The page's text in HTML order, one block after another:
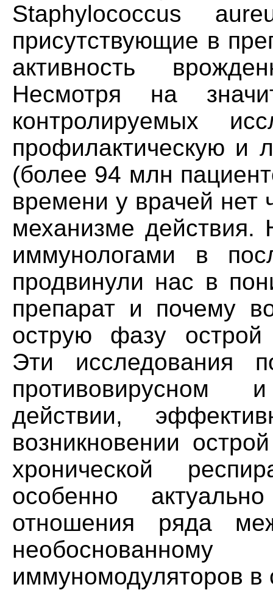
Staphylococcus
присутствующие в
активность
Несмотря на
контролируемых
профилактическую и
(более 94 млн
времени у врачей нет
механизме
иммунологами в
продвинули нас в
препарат и почему
острую фазу острой
Эти исследования
противовирусном и
действии,
возникновении
хронической
особенно
отношения ряда
иммуномодуляторов в